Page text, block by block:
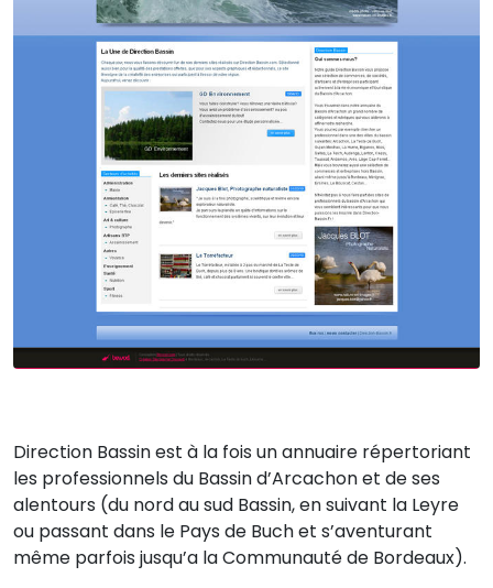
Direction Bassin est à la fois un annuaire répertoriant
les professionnels du Bassin d’Arcachon et de ses
alentours (du nord au sud Bassin, en suivant la Leyre
ou passant dans le Pays de Buch et s’aventurant
même parfois jusqu’a la Communauté de Bordeaux).